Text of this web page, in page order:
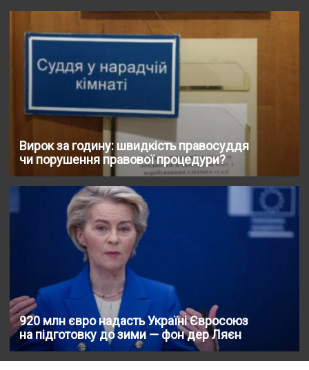
Вирок за годину: швидкість правосуддя
чи порушення правової процедури?
920 млн євро надасть Україні Євроcоюз
на підготовку до зими — фон дер Ляєн